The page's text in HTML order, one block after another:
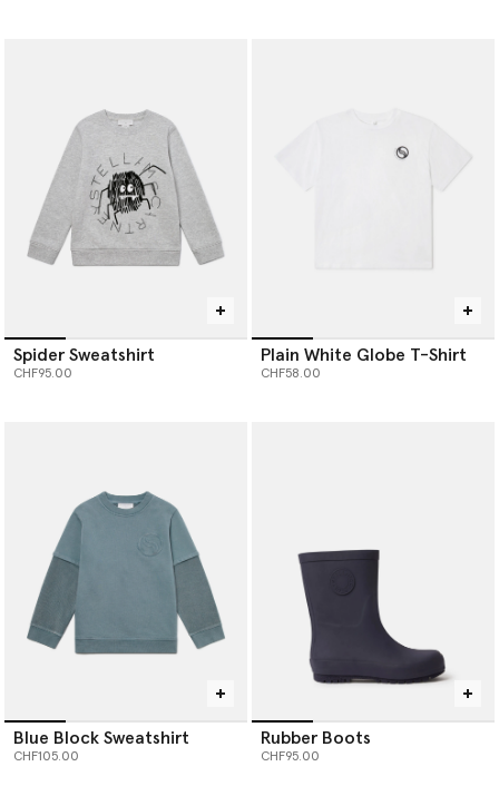
Spider Sweatshirt
CHF95.00
Plain White Globe T-Shirt
CHF58.00
Blue Block Sweatshirt
CHF105.00
Rubber Boots
CHF95.00